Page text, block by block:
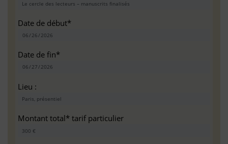
Date de début*
Date de fin*
Lieu :
Montant total* tarif particulier